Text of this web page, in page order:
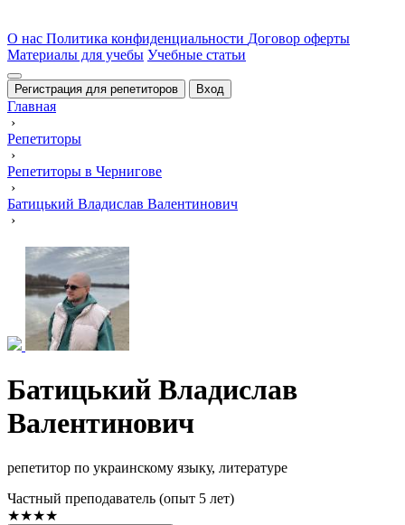
О нас Политика конфиденциальности Договор оферты
Материалы для учебы Учебные статьи
Регистрация для репетиторов Вход
Главная
›
Репетиторы
›
Репетиторы в Чернигове
›
Батицький Владислав Валентинович
›
Батицький Владислав
Валентинович
репетитор по украинскому языку, литературе
Частный преподаватель (опыт 5 лет)
★★★★